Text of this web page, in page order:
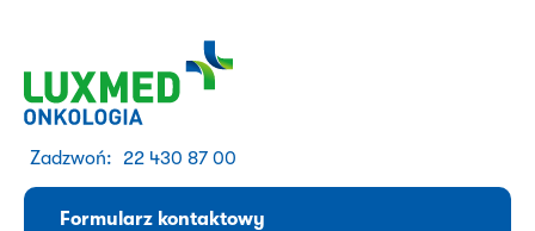
Zadzwoń: 22 430 87 00
Formularz kontaktowy